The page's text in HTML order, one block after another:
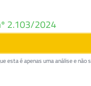
2.103/2024
esta é apenas uma análise e